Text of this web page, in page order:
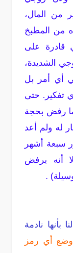
من المال،
من المطبخ
قادرة على
الشديدة،
أي أمر بل
تفكير. حتى
رفض بحجة
له ولم أعد
سبعة أشهر
أنه يرفض
.
نادمة
أي رمز